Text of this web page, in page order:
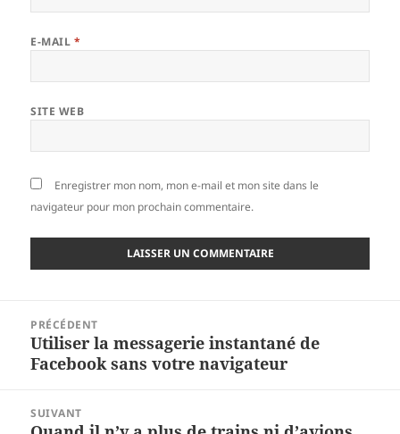
E-MAIL *
SITE WEB
Enregistrer mon nom, mon e-mail et mon site dans le
navigateur pour mon prochain commentaire.
l’article
PRÉCÉDENT
Article
précédent :
Utiliser la messagerie instantané de
Facebook sans votre navigateur
SUIVANT